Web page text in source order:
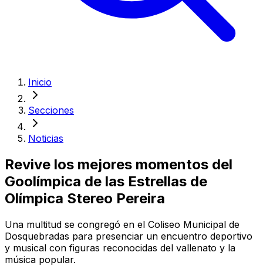
Inicio
Secciones
Noticias
Revive los mejores momentos del
Goolímpica de las Estrellas de
Olímpica Stereo Pereira
Una multitud se congregó en el Coliseo Municipal de
Dosquebradas para presenciar un encuentro deportivo
y musical con figuras reconocidas del vallenato y la
música popular.